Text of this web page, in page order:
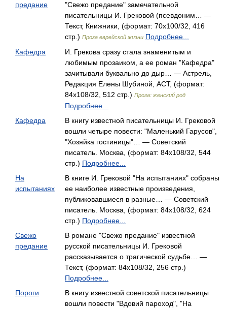
предание
"Свежо предание" замечательной
писательницы И. Грековой (псевдоним… —
Текст, Книжники, (формат: 70x100/32, 416
стр.) Проза еврейской жизни Подробнее...
Кафедра
И. Грекова сразу стала знаменитым и
любимым прозаиком, а ее роман "Кафедра"
зачитывали буквально до дыр… — Астрель,
Редакция Елены Шубиной, АСТ, (формат:
84x108/32, 512 стр.) Проза: женский род
Подробнее...
Кафедра
В книгу известной писательницы И. Грековой
вошли четыре повести: "Маленький Гарусов",
"Хозяйка гостиницы"… — Советский
писатель. Москва, (формат: 84x108/32, 544
стр.) Подробнее...
На
испытаниях
В книге И. Грековой "На испытаниях" собраны
ее наиболее известные произведения,
публиковавшиеся в разные… — Советский
писатель. Москва, (формат: 84x108/32, 624
стр.) Подробнее...
Свежо
предание
В романе "Свежо предание" известной
русской писательницы И. Грековой
рассказывается о трагической судьбе… —
Текст, (формат: 84x108/32, 256 стр.)
Подробнее...
Пороги
В книгу известной советской писательницы
вошли повести "Вдовий пароход", "На